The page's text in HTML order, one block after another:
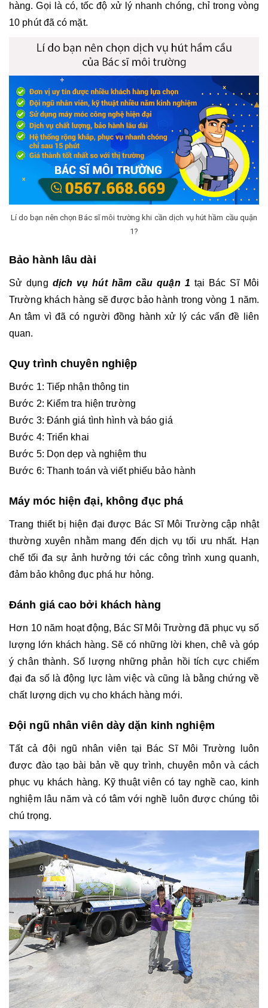
hàng. Gọi là có, tốc độ xử lý nhanh chóng, chỉ trong vòng
10 phút đã có mặt.
Lí do bạn nên chọn Bác sĩ môi trường khi cần dịch vụ hút hầm cầu quận
1?
Bảo hành lâu dài
Sử dụng dịch vụ hút hầm cầu quận 1 tại Bác Sĩ Môi
Trường khách hàng sẽ được bảo hành trong vòng 1 năm.
An tâm vì đã có người đồng hành xử lý các vấn đề liên
quan.
Quy trình chuyên nghiệp
Bước 1: Tiếp nhận thông tin
Bước 2: Kiểm tra hiện trường
Bước 3: Đánh giá tình hình và báo giá
Bước 4: Triển khai
Bước 5: Dọn dẹp và nghiệm thu
Bước 6: Thanh toán và viết phiếu bảo hành
Máy móc hiện đại, không đục phá
Trang thiết bị hiện đại được Bác Sĩ Môi Trường cập nhật
thường xuyên nhằm mang đến dịch vụ tối ưu nhất. Hạn
chế tối đa sự ảnh hưởng tới các công trình xung quanh,
đảm bảo không đục phá hư hỏng.
Đánh giá cao bởi khách hàng
Hơn 10 năm hoạt động, Bác Sĩ Môi Trường đã phục vụ số
lượng lớn khách hàng. Sẽ có những lời khen, chê và góp
ý chân thành. Số lượng những phản hồi tích cực chiếm
đại đa số là động lực làm việc và cũng là bằng chứng về
chất lượng dịch vụ cho khách hàng mới.
Đội ngũ nhân viên dày dặn kinh nghiệm
Tất cả đội ngũ nhân viên tại Bác Sĩ Môi Trường luôn
được đào tạo bài bản về quy trình, chuyên môn và cách
phục vụ khách hàng. Kỹ thuật viên có tay nghề cao, kinh
nghiệm lâu năm và có tâm với nghề luôn được chúng tôi
chú trọng.